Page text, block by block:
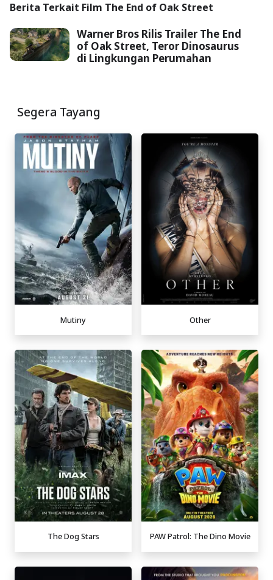
Berita Terkait Film The End of Oak Street
Warner Bros Rilis Trailer The End
of Oak Street, Teror Dinosaurus
di Lingkungan Perumahan
Segera Tayang
Mutiny Other
The Dog Stars PAW Patrol: The Dino Movie